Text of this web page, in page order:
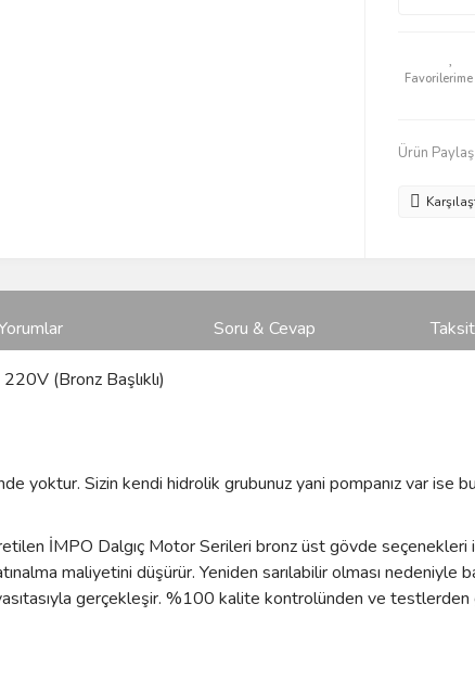
Ürün Paylaş
Soru & Cevap
(Bronz Başlıklı)
yoktur. Sizin kendi hidrolik grubunuz yani pompanız var ise
İMPO Dalgıç Motor Serileri bronz üst gövde seçenekleri
maliyetini düşürür. Yeniden sarılabilir olması nedeniyle
gerçekleşir. %100 kalite kontrolünden ve testlerden